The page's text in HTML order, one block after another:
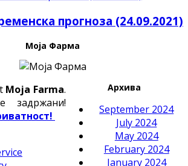
прогноза (24.09.2021)
Моја Фарма
Архива
September 2024
July 2024
May 2024
February 2024
January 2024
Moja Farma.
задржани!